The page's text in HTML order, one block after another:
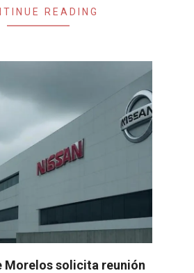
READING
Morelos solicita reunión